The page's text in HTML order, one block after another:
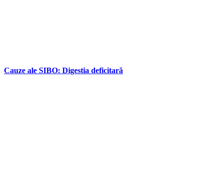
Cauze ale SIBO: Digestia deficitară